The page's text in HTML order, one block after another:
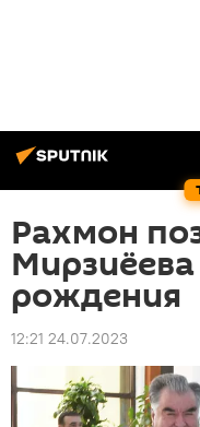
Рахмон
рождения
12:21 24.07.2023